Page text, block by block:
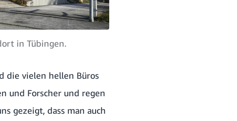
in Tübingen.
die vielen hellen Büros
und Forscher und regen
gezeigt, dass man auch